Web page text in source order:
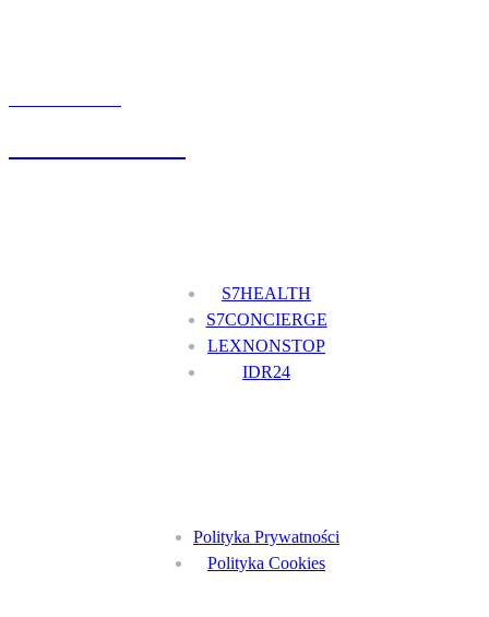
S7HEALTH
S7CONCIERGE
LEXNONSTOP
IDR24
Polityka Prywatności
Polityka Cookies